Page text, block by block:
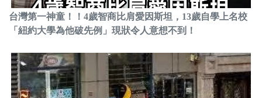
台灣第一神童！！4歲智商比肩愛因斯坦，13歲自學上名校
「紐約大學為他破先例」現狀令人意想不到！